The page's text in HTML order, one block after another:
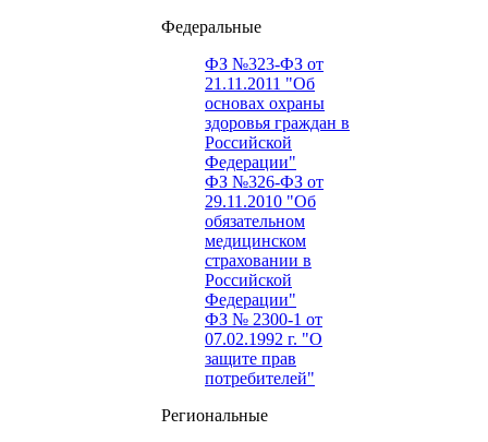
Федеральные
ФЗ №323-ФЗ от
21.11.2011 "Об
основах охраны
здоровья граждан в
Российской
Федерации"
ФЗ №326-ФЗ от
29.11.2010 "Об
обязательном
медицинском
страховании в
Российской
Федерации"
ФЗ № 2300-1 от
07.02.1992 г. "О
защите прав
потребителей"
Региональные